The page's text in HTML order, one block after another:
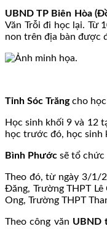
UBND TP Biên Hòa
Văn Trỗi đi học lại. Từ
non trên địa bàn được
Tỉnh Sóc Trăngcho học
Học sinh khối 9 và 12
học trước đó, học sinh
Bình Phước sẽ tổ chức
Theo đó, từ ngày 3/1/
Đăng, Trường THPT
Ong, Trường THPT
Theo công văn UBND